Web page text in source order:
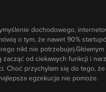
dochodowego,
o tym, że nawet 90%
nikt nie
zacząć od ciekawych funkcji i
Choć przychylam się do tego,
egzekucja nie pomoże.